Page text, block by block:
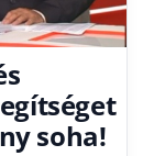
soha!